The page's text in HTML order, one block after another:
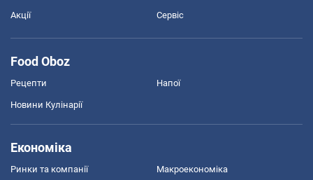
Акції Сервіс
Food Oboz
Рецепти Напої
Новини Кулінарії
Економіка
Ринки та компанії Макроекономіка